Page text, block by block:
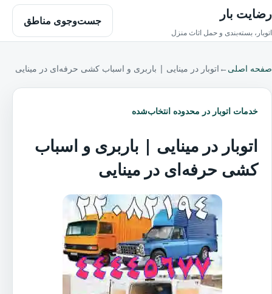
رضایت بار
اتوبار، بسته‌بندی و حمل اثاث منزل
جست‌وجوی مناطق
صفحه اصلی ← اتوبار در مینایی | باربری و اسباب کشی حرفه‌ای در مینایی
خدمات اتوبار در محدوده انتخاب‌شده
اتوبار در مینایی | باربری و اسباب
کشی حرفه‌ای در مینایی